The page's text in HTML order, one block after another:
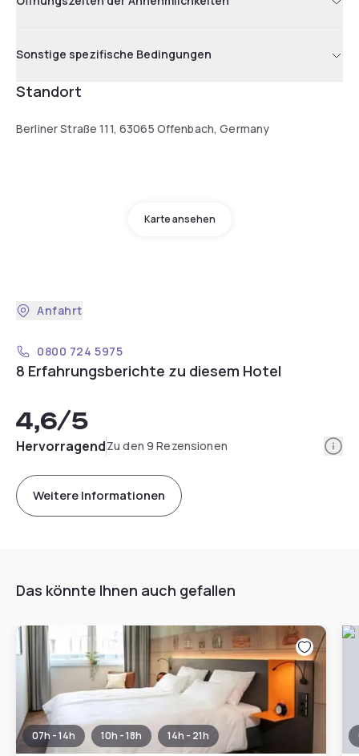
Sonstige spezifische Bedingungen
Standort
Berliner Straße 111, 63065 Offenbach, Germany
Karte ansehen
Anfahrt
0800 724 5975
8 Erfahrungsberichte zu diesem Hotel
4,6/5
HervorragendZu den 9 Rezensionen
Weitere Informationen
Das könnte Ihnen auch gefallen
07h - 14h 10h - 18h 14h - 21h